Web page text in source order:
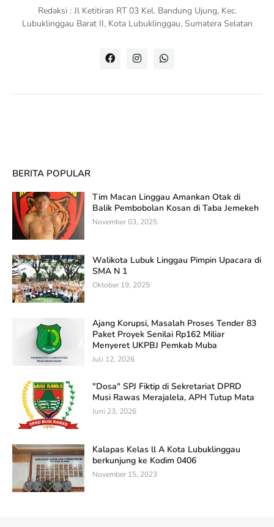
Redaksi : Jl Ketitiran RT 03 Kel. Bandung Ujung, Kec.
Lubuklinggau Barat II, Kota Lubuklinggau, Sumatera Selatan
BERITA POPULAR
Tim Macan Linggau Amankan Otak di
Balik Pembobolan Kosan di Taba Jemekeh
November 03, 2025
Walikota Lubuk Linggau Pimpin Upacara di
SMA N 1
Oktober 19, 2025
Ajang Korupsi, Masalah Proses Tender 83
Paket Proyek Senilai Rp162 Miliar
Menyeret UKPBJ Pemkab Muba
Juli 12, 2026
"Dosa" SPJ Fiktip di Sekretariat DPRD
Musi Rawas Merajalela, APH Tutup Mata
Juni 23, 2026
Kalapas Kelas ll A Kota Lubuklinggau
berkunjung ke Kodim 0406
November 15, 2023